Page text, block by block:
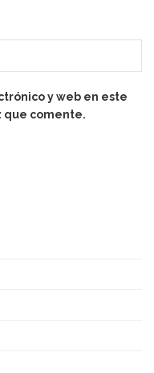
y web en este
que comente.